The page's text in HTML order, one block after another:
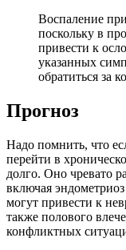
Воспаление
поскольку в
привести к
указанных
обратиться за
Прогноз
Надо помнить, что
перейти в
долго. Оно чревато
включая
могут привести к
также полового
конфликтных